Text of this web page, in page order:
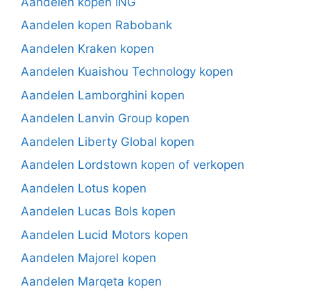
Aandelen kopen Rabobank
Aandelen Kraken kopen
Aandelen Kuaishou Technology kopen
Aandelen Lamborghini kopen
Aandelen Lanvin Group kopen
Aandelen Liberty Global kopen
Aandelen Lordstown kopen of verkopen
Aandelen Lotus kopen
Aandelen Lucas Bols kopen
Aandelen Lucid Motors kopen
Aandelen Majorel kopen
Aandelen Marqeta kopen